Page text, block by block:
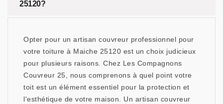
25120?
Opter pour un artisan couvreur professionnel pour
votre toiture à Maiche 25120 est un choix judicieux
pour plusieurs raisons. Chez Les Compagnons
Couvreur 25, nous comprenons à quel point votre
toit est un élément essentiel pour la protection et
l'esthétique de votre maison. Un artisan couvreur